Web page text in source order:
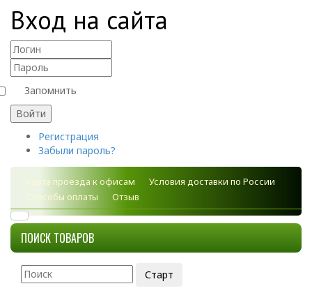
Вход на сайта
Запомнить
Войти
Регистрация
Забыли пароль?
Карта проезда к офисам
Условия доставки по России
Способы оплаты
Отзыв
ПОИСК ТОВАРОВ